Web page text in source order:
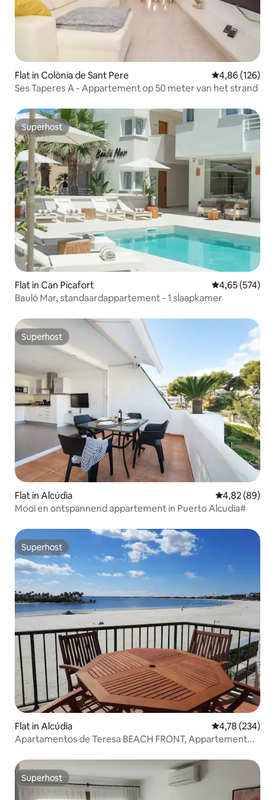
Flat in Colònia de Sant Pere Gemiddelde
4,86 (126)
Ses Taperes A - Appartement op 50 meter van het strand
Superhost
Superhost
Flat in Can Picafort Gemiddelde
4,65 (574)
Bauló Mar, standaardappartement - 1 slaapkamer
Superhost
Superhost
Flat in Alcúdia Gemiddelde
4,82 (89)
Mooi en ontspannend appartement in Puerto Alcudia#
Superhost
Superhost
Flat in Alcúdia Gemiddelde
4,78 (234)
Apartamentos de Teresa BEACH FRONT, Appartement...
Superhost
Superhost